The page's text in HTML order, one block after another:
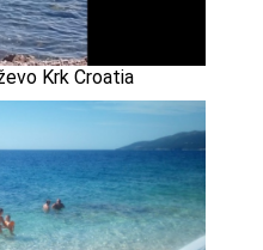
Krk Croatia